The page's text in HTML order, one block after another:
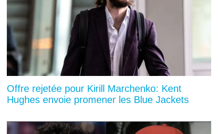
Offre rejetée pour Kirill Marchenko: Kent
Hughes envoie promener les Blue Jackets